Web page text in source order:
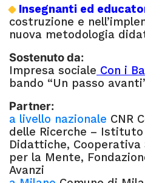
Insegnanti ed
costruzione e
nuova metodologia
Sostenuto da:
Impresa sociale Con i
bando “Un passo
Partner:
a livello nazionale CNR
delle Ricerche – Istituto
Didattiche,
per la Mente,
Avanzi